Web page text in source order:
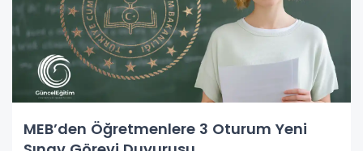
MEB’den Öğretmenlere 3 Oturum Yeni